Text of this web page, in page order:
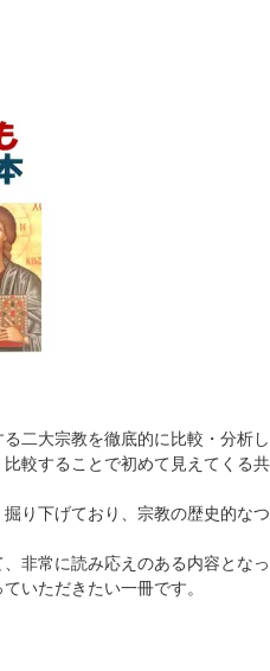
二大宗教を徹底的に比較・分析し
較することで初めて見えてくる
り下げており、宗教の歴史的な
非常に読み応えのある内容となっ
いただきたい一冊です。